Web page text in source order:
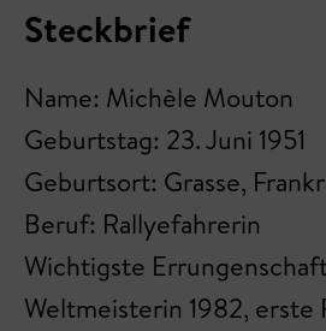
Steckbrief
Name: Michèle Mouton
Geburtstag: 23. Juni 1951
Geburtsort: Grasse,
Beruf: Rallyefahrerin
Wichtigste
Weltmeisterin 1982, erste